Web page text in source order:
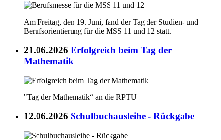
Am Freitag, den 19. Juni, fand der Tag der Studien- und
Berufsorientierung für die MSS 11 und 12 statt.
21.06.2026 Erfolgreich beim Tag der
Mathematik
"Tag der Mathematik“ an die RPTU
12.06.2026 Schulbuchausleihe - Rückgabe